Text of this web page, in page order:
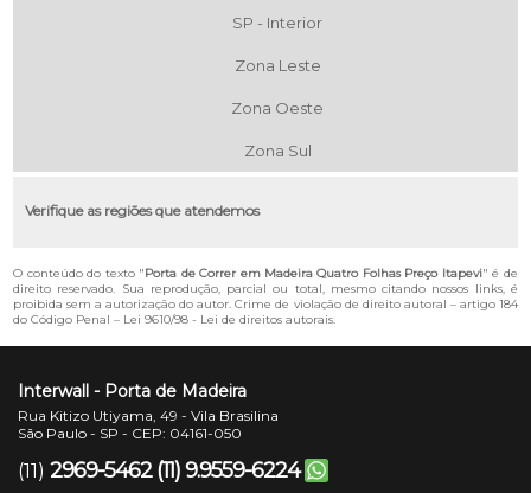
SP - Interior
Zona Leste
Zona Oeste
Zona Sul
Verifique as regiões que atendemos
O conteúdo do texto "Porta de Correr em Madeira Quatro Folhas Preço Itapevi" é de
direito reservado. Sua reprodução, parcial ou total, mesmo citando nossos links, é
proibida sem a autorização do autor. Crime de violação de direito autoral – artigo 184
do Código Penal – Lei 9610/98 - Lei de direitos autorais.
Interwall - Porta de Madeira
Rua Kitizo Utiyama, 49 - Vila Brasilina
São Paulo - SP - CEP: 04161-050
(11) 2969-5462 (11) 9.9559-6224